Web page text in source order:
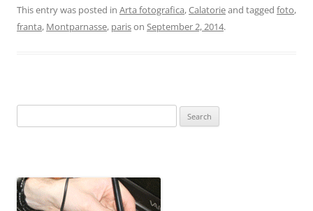
This entry was posted in Arta fotografica,Calatorieand tagged foto,
franta, Montparnasse, parison September 2, 2014.
for: